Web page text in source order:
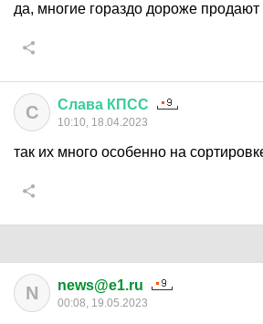
да, многие гораздо дороже продают
С Слава КПСС
10:10, 18.04.2023
так их много особенно на
N news@e1.ru
00:08, 19.05.2023